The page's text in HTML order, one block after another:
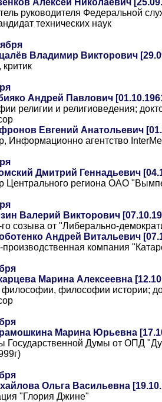
Алексей Николаевич
руководителя Федеральной
технических наук
Владимир Викторович
критик
Андрей Павлович
религии и религиоведения;
Евгений Анатольевич
Информационно агентство
Дмитрий Геннадьевич
Центрального региона ОАО
Валерий Викторович
созыва от "Либерально-
Андрей Витальевич
компания
Марина Алексеевна
философии, философии истории;
Марина Юрьевна
Государственной Думы от ОПД
Ольга Васильевна
"Глория Джине"